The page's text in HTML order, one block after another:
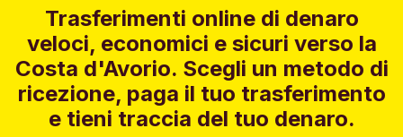
Trasferimenti online di denaro
veloci, economici e sicuri verso la
Costa d'Avorio. Scegli un metodo di
ricezione, paga il tuo trasferimento
e tieni traccia del tuo denaro.